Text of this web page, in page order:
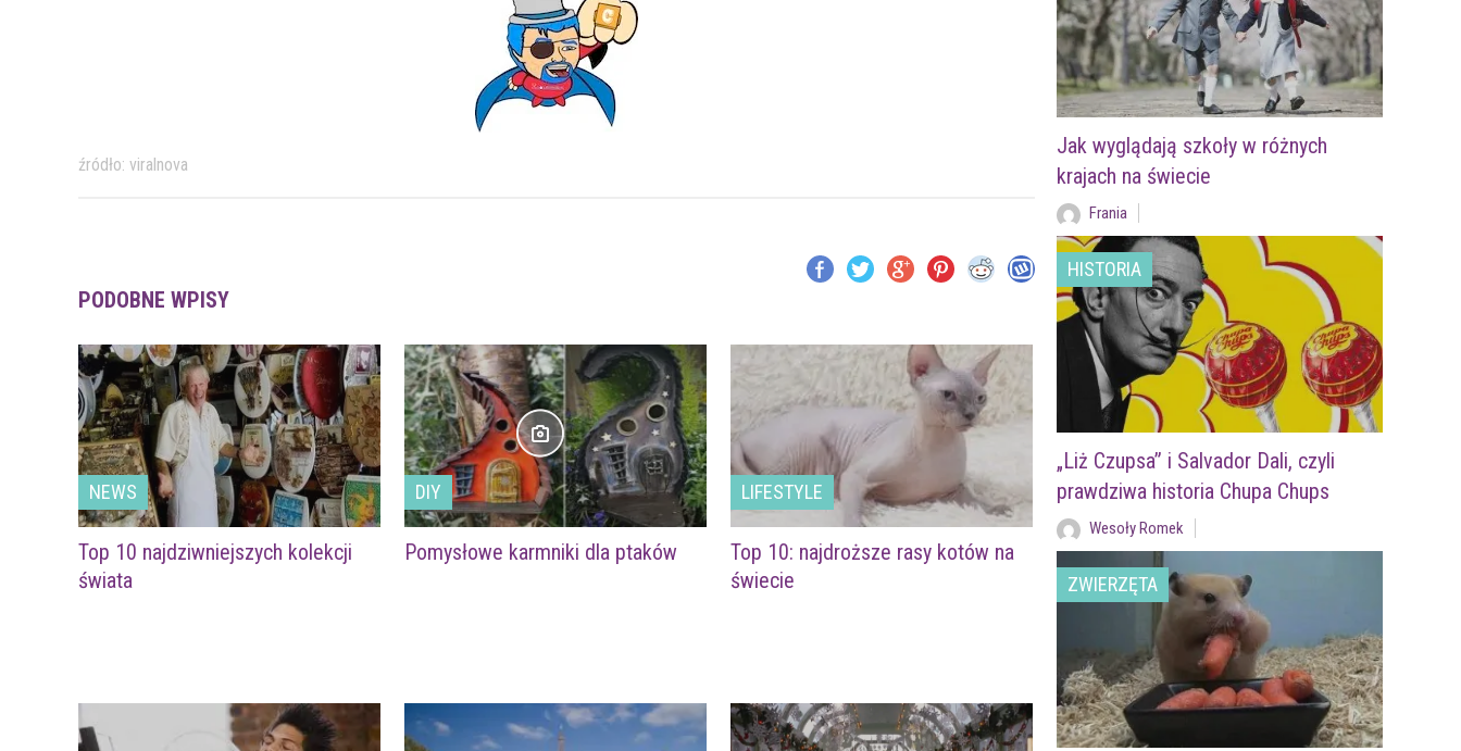
źródło: viralnova
PODOBNE WPISY
NEWS
Top 10 najdziwniejszych kolekcji
świata
DIY
Pomysłowe karmniki dla ptaków
LIFESTYLE
Top 10: najdroższe rasy kotów na
świecie
Jak wyglądają szkoły w różnych
krajach na świecie
Frania
HISTORIA
„Liż Czupsa” i Salvador Dali, czyli
prawdziwa historia Chupa Chups
Wesoły Romek
ZWIERZĘTA